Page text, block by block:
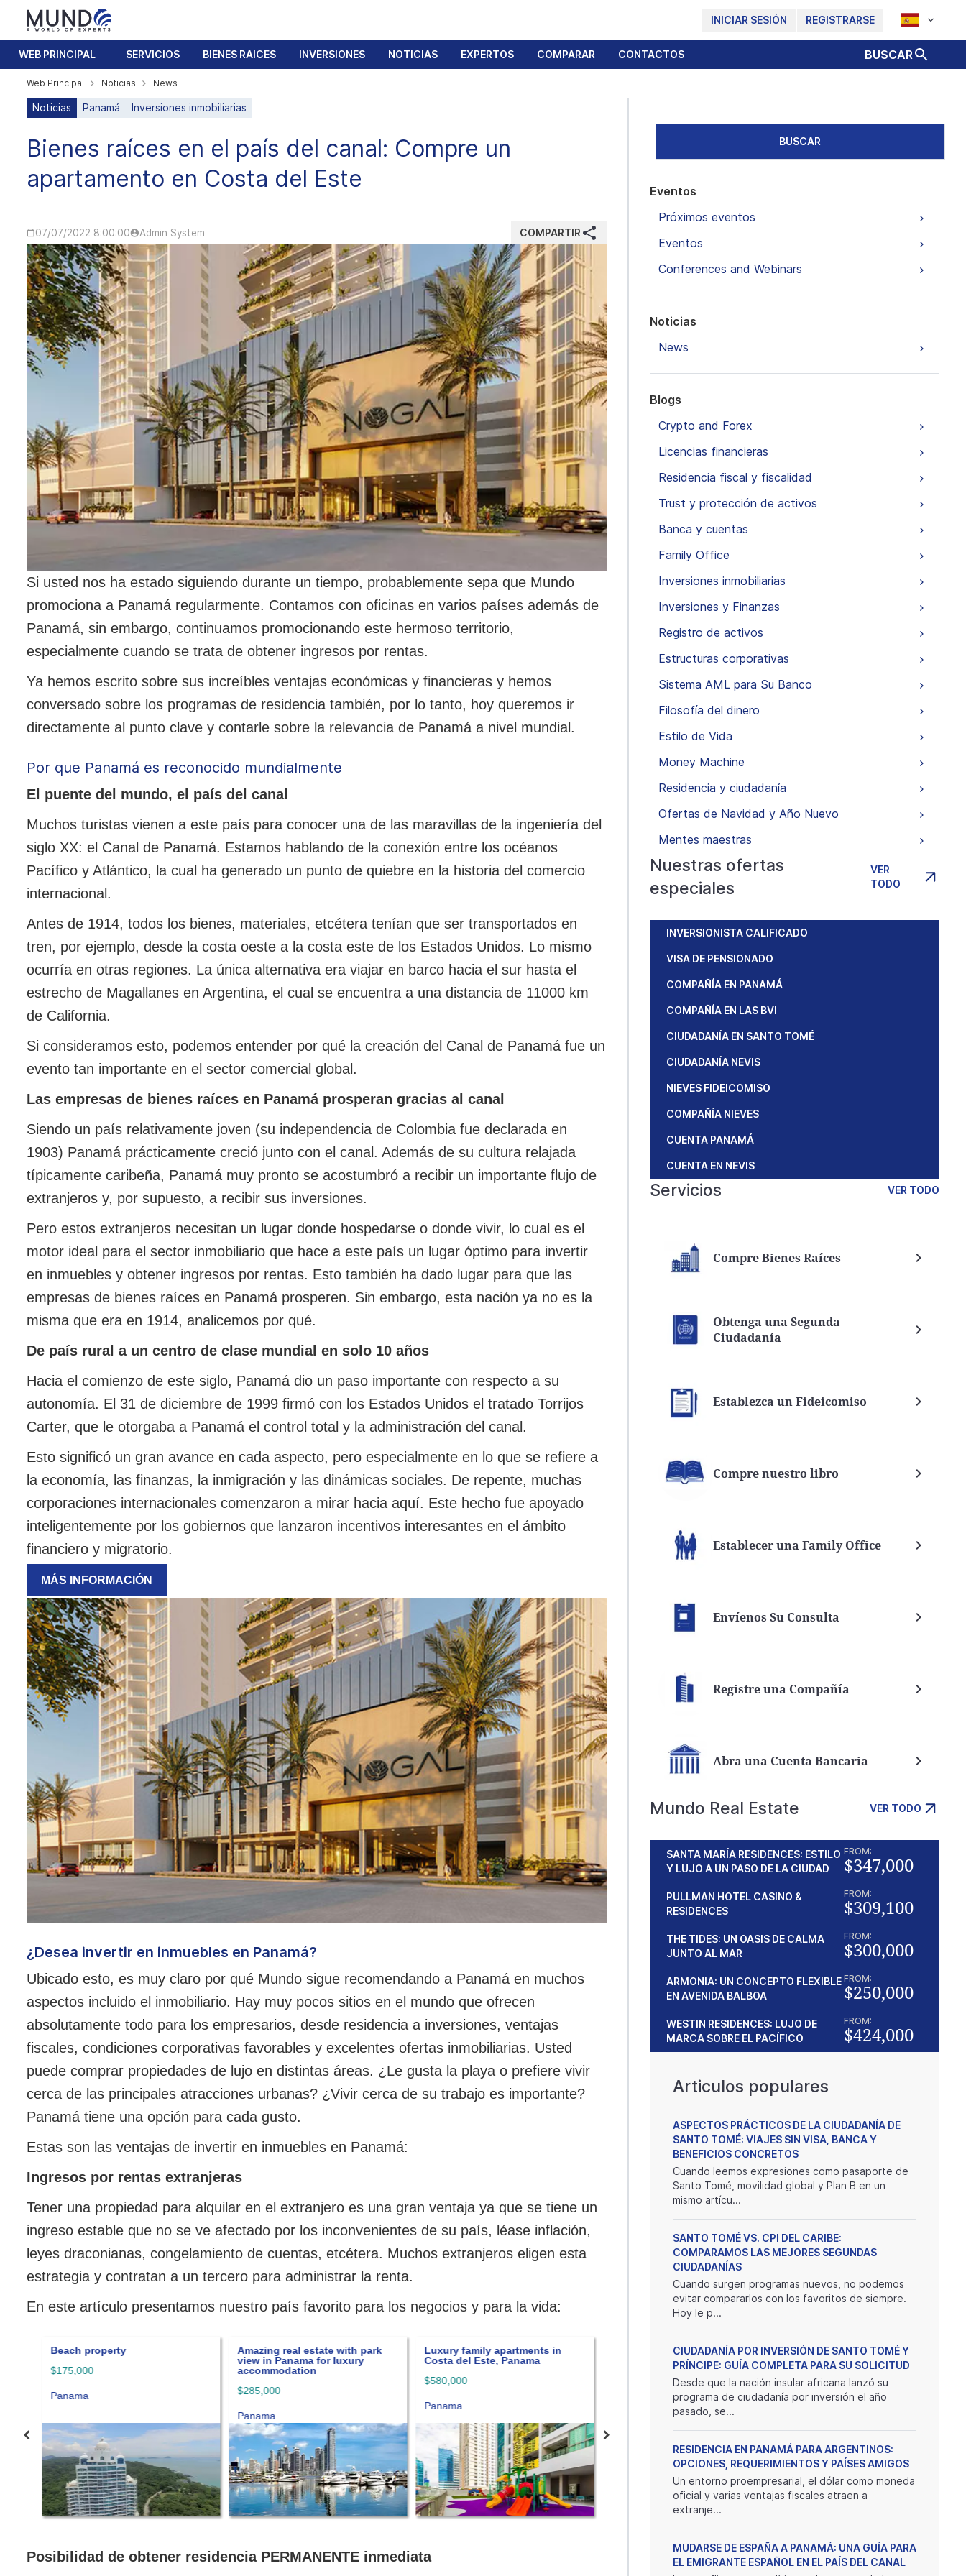
INICIAR SESIÓN REGISTRARSE
WEB PRINCIPAL SERVICIOS BIENES RAICES INVERSIONES NOTICIAS EXPERTOS COMPARAR CONTACTOS BUSCAR
Web Principal Noticias News
Noticias Panamá Inversiones inmobiliarias
Bienes raíces en el país del canal: Compre un
apartamento en Costa del Este
07/07/2022 8:00:00 Admin System COMPARTIR
Si usted nos ha estado siguiendo durante un tiempo, probablemente sepa que Mundo
promociona a Panamá regularmente. Contamos con oficinas en varios países además de
Panamá, sin embargo, continuamos promocionando este hermoso territorio,
especialmente cuando se trata de obtener ingresos por rentas.
Ya hemos escrito sobre sus increíbles ventajas económicas y financieras y hemos
conversado sobre los programas de residencia también, por lo tanto, hoy queremos ir
directamente al punto clave y contarle sobre la relevancia de Panamá a nivel mundial.
Por que Panamá es reconocido mundialmente
El puente del mundo, el país del canal
Muchos turistas vienen a este país para conocer una de las maravillas de la ingeniería del
siglo XX: el Canal de Panamá. Estamos hablando de la conexión entre los océanos
Pacífico y Atlántico, la cual ha generado un punto de quiebre en la historia del comercio
internacional.
Antes de 1914, todos los bienes, materiales, etcétera tenían que ser transportados en
tren, por ejemplo, desde la costa oeste a la costa este de los Estados Unidos. Lo mismo
ocurría en otras regiones. La única alternativa era viajar en barco hacia el sur hasta el
estrecho de Magallanes en Argentina, el cual se encuentra a una distancia de 11000 km
de California.
Si consideramos esto, podemos entender por qué la creación del Canal de Panamá fue un
evento tan importante en el sector comercial global.
Las empresas de bienes raíces en Panamá prosperan gracias al canal
Siendo un país relativamente joven (su independencia de Colombia fue declarada en
1903) Panamá prácticamente creció junto con el canal. Además de su cultura relajada
típicamente caribeña, Panamá muy pronto se acostumbró a recibir un importante flujo de
extranjeros y, por supuesto, a recibir sus inversiones.
Pero estos extranjeros necesitan un lugar donde hospedarse o donde vivir, lo cual es el
motor ideal para el sector inmobiliario que hace a este país un lugar óptimo para invertir
en inmuebles y obtener ingresos por rentas. Esto también ha dado lugar para que las
empresas de bienes raíces en Panamá prosperen. Sin embargo, esta nación ya no es la
misma que era en 1914, analicemos por qué.
De país rural a un centro de clase mundial en solo 10 años
Hacia el comienzo de este siglo, Panamá dio un paso importante con respecto a su
autonomía. El 31 de diciembre de 1999 firmó con los Estados Unidos el tratado Torrijos
Carter, que le otorgaba a Panamá el control total y la administración del canal.
Esto significó un gran avance en cada aspecto, pero especialmente en lo que se refiere a
la economía, las finanzas, la inmigración y las dinámicas sociales. De repente, muchas
corporaciones internacionales comenzaron a mirar hacia aquí. Este hecho fue apoyado
inteligentemente por los gobiernos que lanzaron incentivos interesantes en el ámbito
financiero y migratorio.
MÁS INFORMACIÓN
¿Desea invertir en inmuebles en Panamá?
Ubicado esto, es muy claro por qué Mundo sigue recomendando a Panamá en muchos
aspectos incluido el inmobiliario. Hay muy pocos sitios en el mundo que ofrecen
absolutamente todo para los empresarios, desde residencia a inversiones, ventajas
fiscales, condiciones corporativas favorables y excelentes ofertas inmobiliarias. Usted
puede comprar propiedades de lujo en distintas áreas. ¿Le gusta la playa o prefiere vivir
cerca de las principales atracciones urbanas? ¿Vivir cerca de su trabajo es importante?
Panamá tiene una opción para cada gusto.
Estas son las ventajas de invertir en inmuebles en Panamá:
Ingresos por rentas extranjeras
Tener una propiedad para alquilar en el extranjero es una gran ventaja ya que se tiene un
ingreso estable que no se ve afectado por los inconvenientes de su país, léase inflación,
leyes draconianas, congelamiento de cuentas, etcétera. Muchos extranjeros eligen esta
estrategia y contratan a un tercero para administrar la renta.
En este artículo presentamos nuestro país favorito para los negocios y para la vida:
property
Amazing real estate with park
view in Panama for luxury
accommodation
Luxury family apartments in
Costa del Este, Panama
Inversiones inmobiliarias en
Royal Palm
$175000
Panama
Posibilidad de obtener residencia PERMANENTE inmediata
BUSCAR
Eventos
Próximos eventos
Eventos
Conferences and Webinars
Noticias
News
Blogs
Crypto and Forex
Licencias financieras
Residencia fiscal y fiscalidad
Trust y protección de activos
Banca y cuentas
Family Office
Inversiones inmobiliarias
Inversiones y Finanzas
Registro de activos
Estructuras corporativas
Sistema AML para Su Banco
Filosofía del dinero
Estilo de Vida
Money Machine
Residencia y ciudadanía
Ofertas de Navidad y Año Nuevo
Mentes maestras
Nuestras ofertas
especiales
VER
TODO
INVERSIONISTA CALIFICADO
VISA DE PENSIONADO
COMPAÑÍA EN PANAMÁ
COMPAÑÍA EN LAS BVI
CIUDADANÍA EN SANTO TOMÉ
CIUDADANÍA NEVIS
NIEVES FIDEICOMISO
COMPAÑÍA NIEVES
CUENTA PANAMÁ
CUENTA EN NEVIS
Servicios VER TODO
Compre Bienes Raíces
Obtenga una Segunda
Ciudadanía
Establezca un Fideicomiso
Compre nuestro libro
Establecer una Family Office
Envíenos Su Consulta
Registre una Compañía
Abra una Cuenta Bancaria
Mundo Real Estate VER TODO
SANTA MARÍA RESIDENCES: ESTILO
Y LUJO A UN PASO DE LA CIUDAD
FROM:
$347,000
PULLMAN HOTEL CASINO &
RESIDENCES
FROM:
$309,100
THE TIDES: UN OASIS DE CALMA
JUNTO AL MAR
FROM:
$300,000
ARMONIA: UN CONCEPTO FLEXIBLE
EN AVENIDA BALBOA
FROM:
$250,000
WESTIN RESIDENCES: LUJO DE
MARCA SOBRE EL PACÍFICO
FROM:
$424,000
Articulos populares
ASPECTOS PRÁCTICOS DE LA CIUDADANÍA DE
SANTO TOMÉ: VIAJES SIN VISA, BANCA Y
BENEFICIOS CONCRETOS
Cuando leemos expresiones como pasaporte de
Santo Tomé, movilidad global y Plan B en un
mismo artícu...
SANTO TOMÉ VS. CPI DEL CARIBE:
COMPARAMOS LAS MEJORES SEGUNDAS
CIUDADANÍAS
Cuando surgen programas nuevos, no podemos
evitar compararlos con los favoritos de siempre.
Hoy le p...
CIUDADANÍA POR INVERSIÓN DE SANTO TOMÉ Y
PRÍNCIPE: GUÍA COMPLETA PARA SU SOLICITUD
Desde que la nación insular africana lanzó su
programa de ciudadanía por inversión el año
pasado, se...
RESIDENCIA EN PANAMÁ PARA ARGENTINOS:
OPCIONES, REQUERIMIENTOS Y PAÍSES AMIGOS
Un entorno proempresarial, el dólar como moneda
oficial y varias ventajas fiscales atraen a
extranje...
MUDARSE DE ESPAÑA A PANAMÁ: UNA GUÍA PARA
EL EMIGRANTE ESPAÑOL EN EL PAÍS DEL CANAL